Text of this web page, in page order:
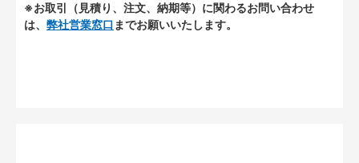
※お取引（見積り、注文、納期等）に関わるお問い合わせ
は、 弊社営業窓口 までお願いいたします。